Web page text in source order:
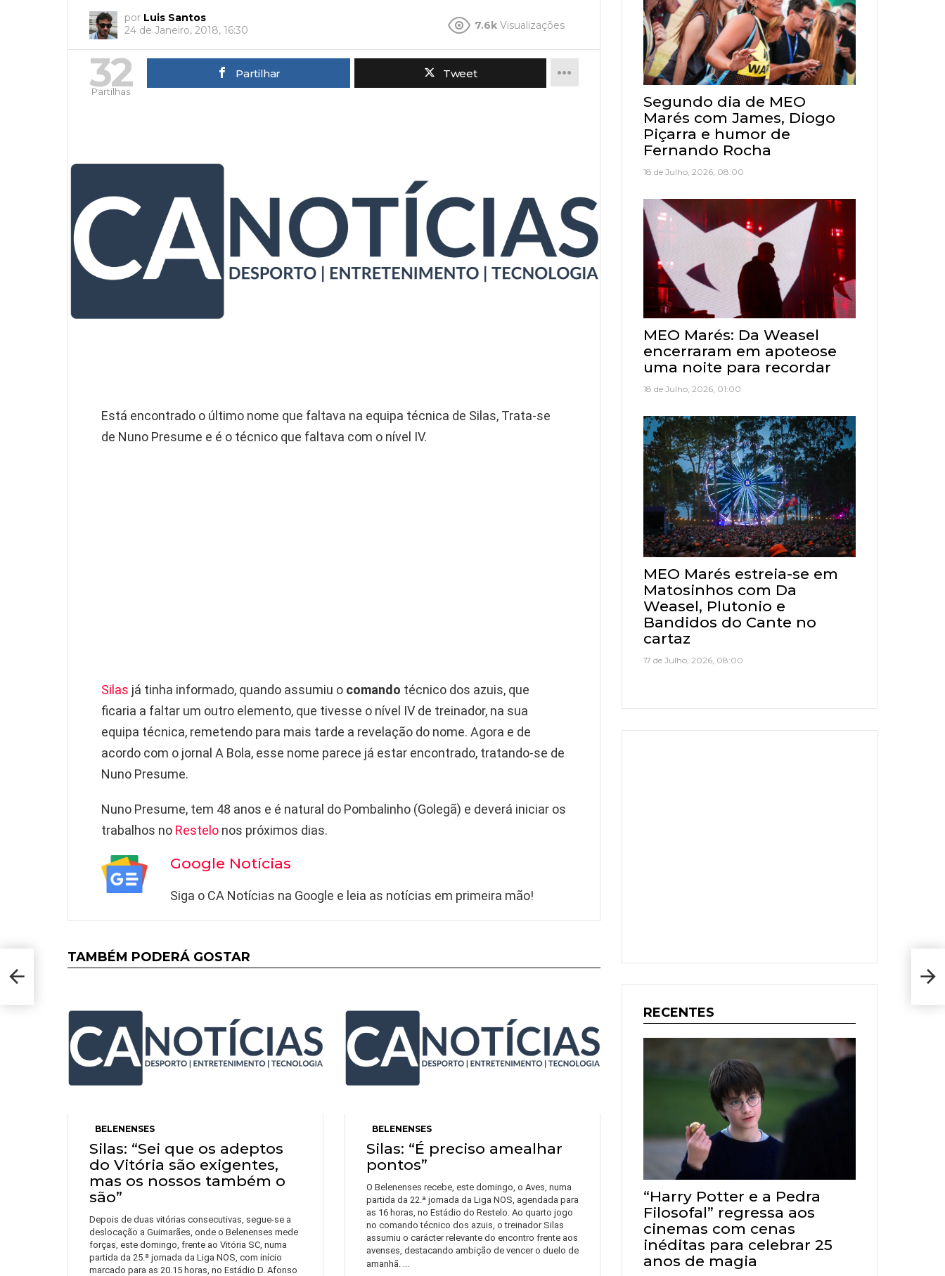
por Luis Santos
24 de Janeiro, 2018, 16:30
7.6k Visualizações
32
Partilhas
Partilhar Tweet
Está encontrado o último nome que faltava na equipa técnica de Silas, Trata-se
de Nuno Presume e é o técnico que faltava com o nível IV.
Silas já tinha informado, quando assumiu o comando técnico dos azuis, que
ficaria a faltar um outro elemento, que tivesse o nível IV de treinador, na sua
equipa técnica, remetendo para mais tarde a revelação do nome. Agora e de
acordo com o jornal A Bola, esse nome parece já estar encontrado, tratando-se de
Nuno Presume.
Nuno Presume, tem 48 anos e é natural do Pombalinho (Golegã) e deverá iniciar os
trabalhos no Restelo nos próximos dias.
Google Notícias
Siga o CA Notícias na Google e leia as notícias em primeira mão!
TAMBÉM PODERÁ GOSTAR
BELENENSES
Silas: “Sei que os adeptos
do Vitória são exigentes,
mas os nossos também o
são”
Depois de duas vitórias consecutivas, segue-se a
deslocação a Guimarães, onde o Belenenses mede
forças, este domingo, frente ao Vitória SC, numa
partida da 25.ª jornada da Liga NOS, com início
marcado para as 20.15 horas, no Estádio D. Afonso
BELENENSES
Silas: “É preciso amealhar
pontos”
O Belenenses recebe, este domingo, o Aves, numa
partida da 22.ª jornada da Liga NOS, agendada para
as 16 horas, no Estádio do Restelo. Ao quarto jogo
no comando técnico dos azuis, o treinador Silas
assumiu o carácter relevante do encontro frente aos
avenses, destacando ambição de vencer o duelo de
amanhã.
Segundo dia de MEO
Marés com James, Diogo
Piçarra e humor de
Fernando Rocha
18 de Julho, 2026, 08:00
MEO Marés: Da Weasel
encerraram em apoteose
uma noite para recordar
18 de Julho, 2026, 01:00
MEO Marés estreia-se em
Matosinhos com Da
Weasel, Plutonio e
Bandidos do Cante no
cartaz
17 de Julho, 2026, 08:00
RECENTES
“Harry Potter e a Pedra
Filosofal” regressa aos
cinemas com cenas
inéditas para celebrar 25
anos de magia